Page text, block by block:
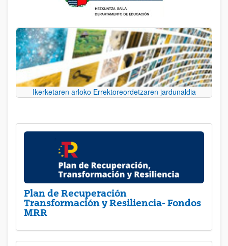
Ikerketaren arloko Errektoreordetzaren jardunaldia
Plan de Recuperación
Transformación y Resiliencia- Fondos
MRR